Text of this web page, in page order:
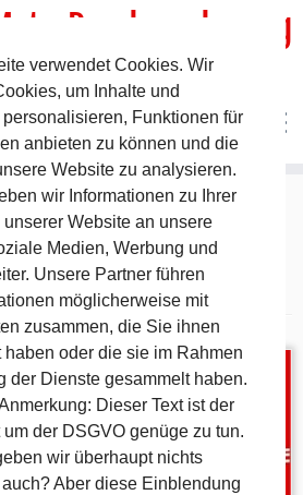
um Pommelsbrunn
verwendet Cookies. Wir
um Inhalte und
Funktionen für
anbieten zu können und die
Website zu analysieren.
wir Informationen zu Ihrer
Website an unsere
Medien, Werbung und
Unsere Partner führen
möglicherweise mit
zusammen, die Sie ihnen
haben oder die sie im Rahmen
der Dienste gesammelt haben.
Dieser Text ist der
der DSGVO genüge zu tun.
wir überhaupt nichts
Aber diese Einblendung